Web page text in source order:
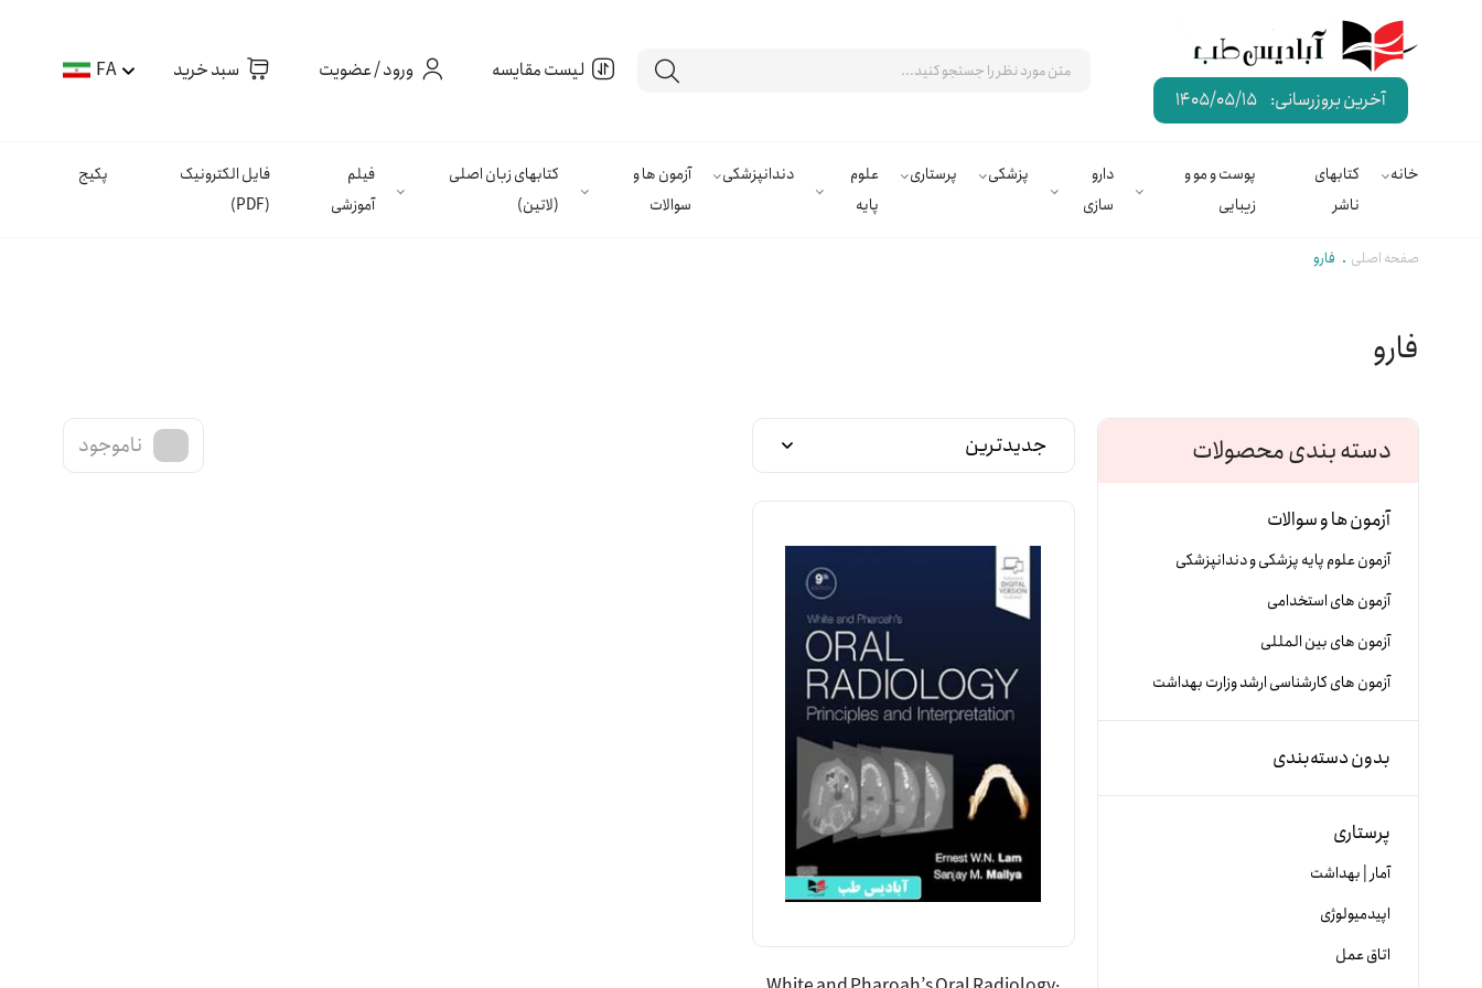
آخرین بروزرسانی: 1405/05/15
لیست مقایسه ورود / عضویت سبد خرید FA
خانه
کتابهای
ناشر
پوست و مو و
زیبایی
دارو
سازی
پزشکی پرستاری
علوم
پایه
دندانپزشکی
آزمون ها و
سوالات
کتابهای زبان اصلی
(لاتین)
فیلم
آموزشی
فایل الکترونیک
(PDF)
پکیج
صفحه اصلی فارو
فارو
دسته بندی محصولات
آزمون ها و سوالات
آزمون علوم پایه پزشکی و دندانپزشکی
آزمون های استخدامی
آزمون های بین المللی
آزمون های کارشناسی ارشد وزارت بهداشت
بدون دسته‌بندی
پرستاری
آمار | بهداشت
اپیدمیولوژی
اتاق عمل
ناموجود